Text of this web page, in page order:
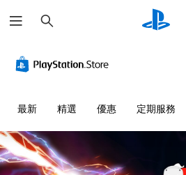
尋
最新 精選 優惠 定期服務